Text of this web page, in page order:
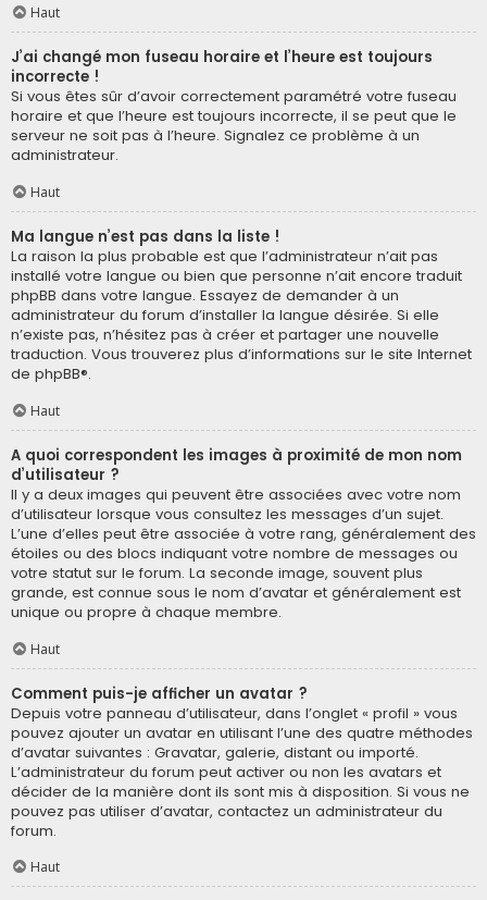
Haut
J’ai changé mon fuseau horaire et l’heure est toujours
incorrecte !
Si vous êtes sûr d’avoir correctement paramétré votre fuseau
horaire et que l’heure est toujours incorrecte, il se peut que le
serveur ne soit pas à l’heure. Signalez ce problème à un
administrateur.
Haut
Ma langue n’est pas dans la liste !
La raison la plus probable est que l’administrateur n’ait pas
installé votre langue ou bien que personne n’ait encore traduit
phpBB dans votre langue. Essayez de demander à un
administrateur du forum d’installer la langue désirée. Si elle
n’existe pas, n’hésitez pas à créer et partager une nouvelle
traduction. Vous trouverez plus d’informations sur le site Internet
de phpBB®.
Haut
A quoi correspondent les images à proximité de mon nom
d’utilisateur ?
Il y a deux images qui peuvent être associées avec votre nom
d’utilisateur lorsque vous consultez les messages d’un sujet.
L’une d’elles peut être associée à votre rang, généralement des
étoiles ou des blocs indiquant votre nombre de messages ou
votre statut sur le forum. La seconde image, souvent plus
grande, est connue sous le nom d’avatar et généralement est
unique ou propre à chaque membre.
Haut
Comment puis-je afficher un avatar ?
Depuis votre panneau d’utilisateur, dans l’onglet « profil » vous
pouvez ajouter un avatar en utilisant l’une des quatre méthodes
d’avatar suivantes : Gravatar, galerie, distant ou importé.
L’administrateur du forum peut activer ou non les avatars et
décider de la manière dont ils sont mis à disposition. Si vous ne
pouvez pas utiliser d’avatar, contactez un administrateur du
forum.
Haut